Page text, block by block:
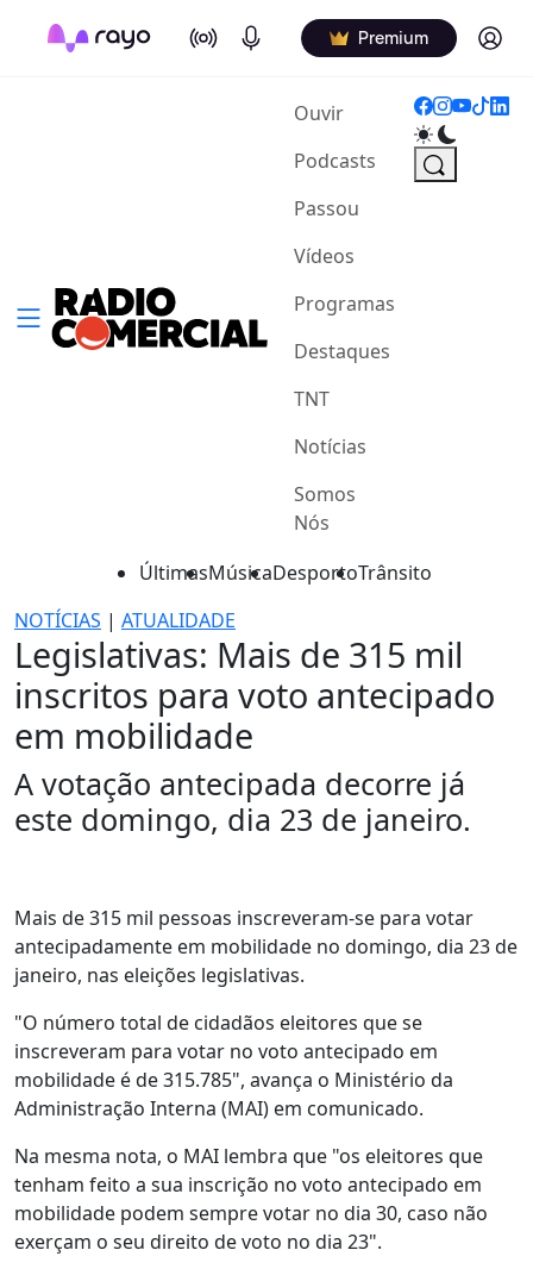
On Air Podcasts Premium Log in
Ouvir(current)
Podcasts
Passou
Vídeos
Programas
Destaques
TNT
Notícias
Somos
Nós
ÚltimasMúsicaDesportoTrânsito
NOTÍCIAS | ATUALIDADE
Legislativas: Mais de 315 mil
inscritos para voto antecipado
em mobilidade
A votação antecipada decorre já
este domingo, dia 23 de janeiro.
Mais de 315 mil pessoas inscreveram-se para votar
antecipadamente em mobilidade no domingo, dia 23 de
janeiro, nas eleições legislativas.
"O número total de cidadãos eleitores que se
inscreveram para votar no voto antecipado em
mobilidade é de 315.785", avança o Ministério da
Administração Interna (MAI) em comunicado.
Na mesma nota, o MAI lembra que "os eleitores que
tenham feito a sua inscrição no voto antecipado em
mobilidade podem sempre votar no dia 30, caso não
exerçam o seu direito de voto no dia 23".